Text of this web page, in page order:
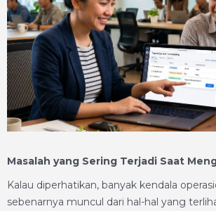
Masalah yang Sering Terjadi Saat
Kalau diperhatikan, banyak kendala
sebenarnya muncul dari hal-hal yang